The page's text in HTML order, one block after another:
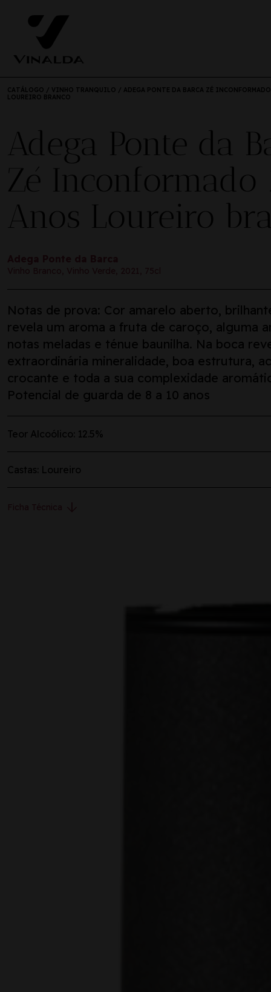
CATÁLOGO / VINHO TRANQUILO / ADEGA PONTE DA BARCA ZÉ
LOUREIRO BRANCO
Adega Ponte da
Zé Inconformado
Anos Loureiro
Notas de prova: Cor amarelo aberto,
revela um aroma a fruta de caroço, alguma
notas meladas e ténue baunilha. Na boca
extraordinária mineralidade, boa estrutura,
crocante e toda a sua complexidade
Potencial de guarda de 8 a 10 anos
Teor Alcoólico: 12.5%
Castas: Loureiro